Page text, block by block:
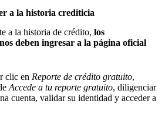
a la historia crediticia
a la historia de crédito, los
deben ingresar a la página oficial
clic en Reporte de crédito gratuito,
Accede a tu reporte gratuito, diligenciar
cuenta, validar su identidad y acceder a